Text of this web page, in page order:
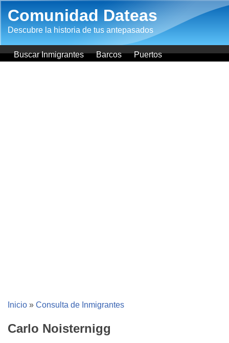
Comunidad Dateas
Descubre la historia de tus antepasados
Buscar Inmigrantes Barcos Puertos
Inicio » Consulta de Inmigrantes
Carlo Noisternigg